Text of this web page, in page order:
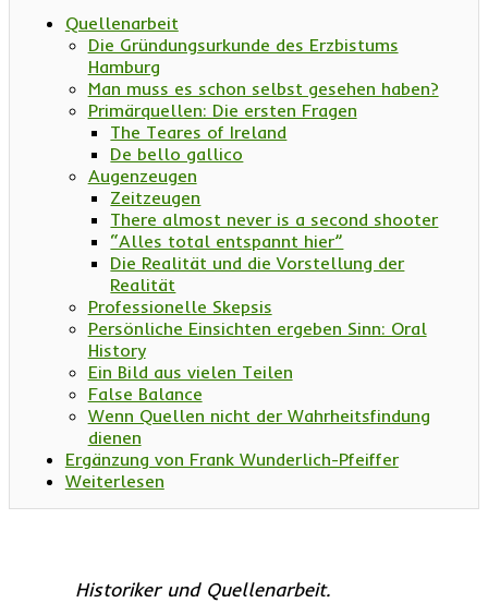
Quellenarbeit
Die Gründungsurkunde des Erzbistums
Hamburg
Man muss es schon selbst gesehen haben?
Primärquellen: Die ersten Fragen
The Teares of Ireland
De bello gallico
Augenzeugen
Zeitzeugen
There almost never is a second shooter
“Alles total entspannt hier”
Die Realität und die Vorstellung der
Realität
Professionelle Skepsis
Persönliche Einsichten ergeben Sinn: Oral
History
Ein Bild aus vielen Teilen
False Balance
Wenn Quellen nicht der Wahrheitsfindung
dienen
Ergänzung von Frank Wunderlich-Pfeiffer
Weiterlesen
Historiker und Quellenarbeit.